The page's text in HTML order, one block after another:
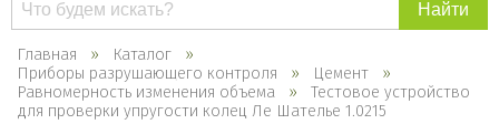
каталогу
Главная
Каталог
Приборы разрушающего контроля
Цемент
Равномерность изменения объема
Тестовое устройство
для проверки упругости колец Ле Шателье ​1.0215